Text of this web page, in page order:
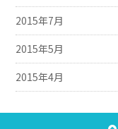
2015年7月
2015年5月
2015年4月